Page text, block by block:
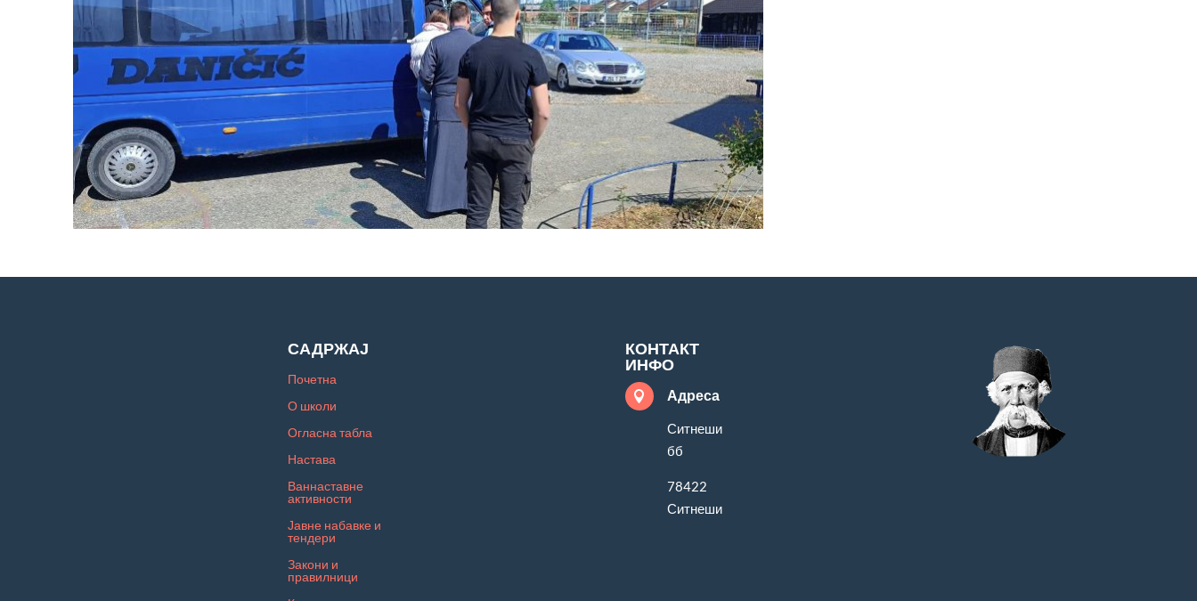
САДРЖАЈ
Почетна
О школи
Огласна табла
Настава
Ваннаставне
активности
Јавне набавке и
тендери
Закони и
правилници
КОНТАКТ
ИНФО
 Адреса
Ситнеши
бб
78422
Ситнеши